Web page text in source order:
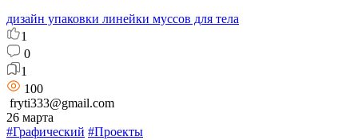
дизайн упаковки линейки муссов для тела
1
0
1
100
fryti333@gmail.com
26 марта
#Графический #Проекты